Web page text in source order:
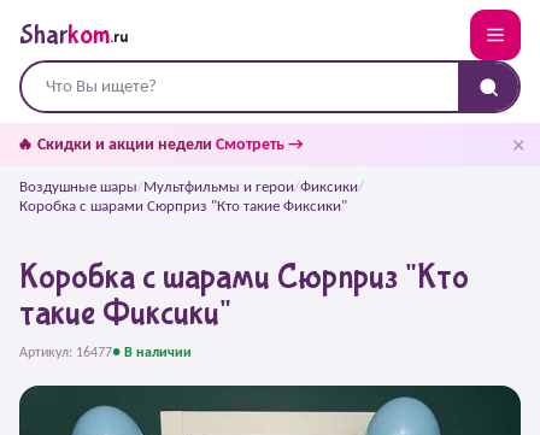
Sharkom.ru
🔥 Скидки и акции недели Смотреть → ✕
Воздушные шары/Мультфильмы и герои/Фиксики/
Коробка с шарами Сюрприз "Кто такие Фиксики"
Коробка с шарами Сюрприз "Кто
такие Фиксики"
Артикул: 16477● В наличии